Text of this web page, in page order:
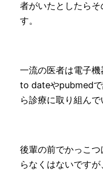
者がいたとしたらそ
す。
一流の医者は電子
to dateやpubmed
ら診療に取り組んで
後輩の前でかっこ
らなくはないです